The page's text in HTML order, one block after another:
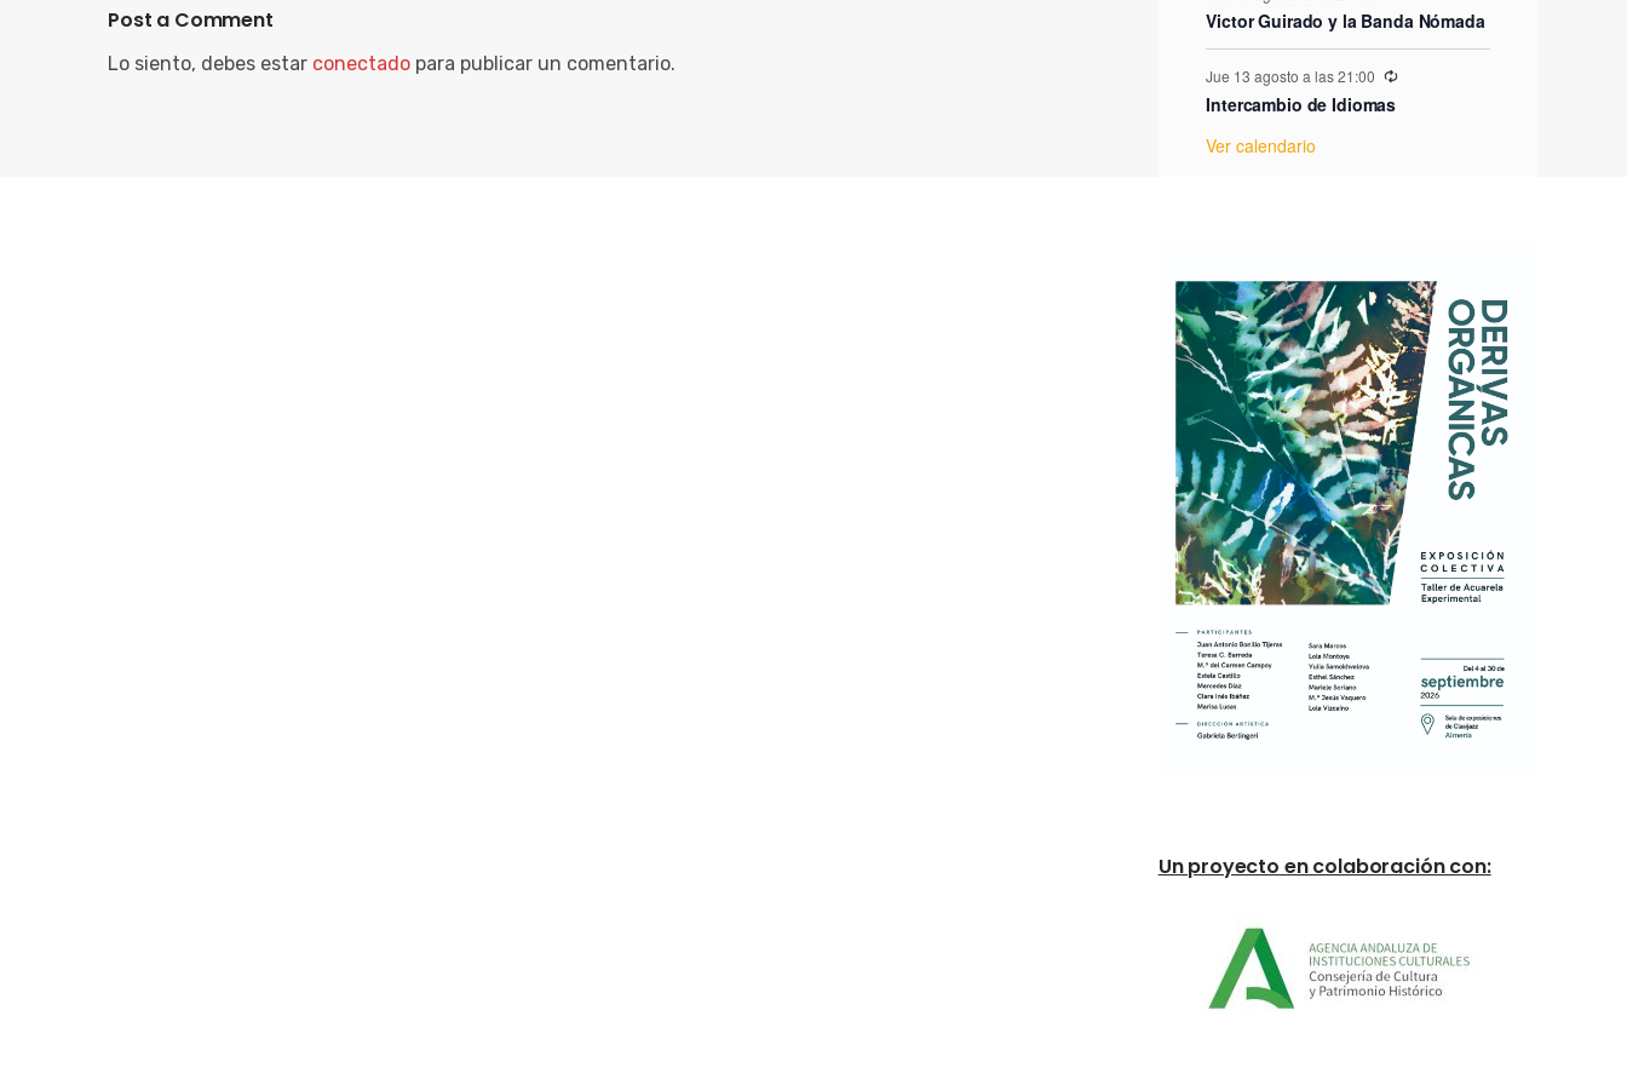
Post a Comment
Lo siento, debes estar conectado para publicar un comentario.
e
E
v
n
t
o
s
Victor Guirado y la Banda Nómada
Jue 13 agosto a las 21:00
Intercambio de Idiomas
Ver calendario
Un proyecto en colaboración con: